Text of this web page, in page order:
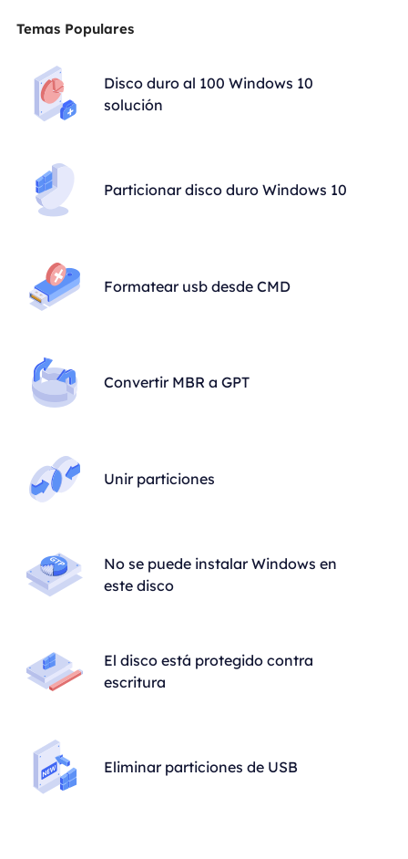
Temas Populares
Disco duro al 100 Windows 10
solución
Particionar disco duro Windows 10
Formatear usb desde CMD
Convertir MBR a GPT
Unir particiones
No se puede instalar Windows en
este disco
El disco está protegido contra
escritura
Eliminar particiones de USB